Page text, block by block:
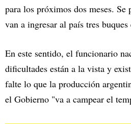
para los próximos dos meses. Se
van a ingresar al país tres buques
En este sentido, el funcionario
dificultades están a la vista y
falte lo que la producción
el Gobierno "va a campear el